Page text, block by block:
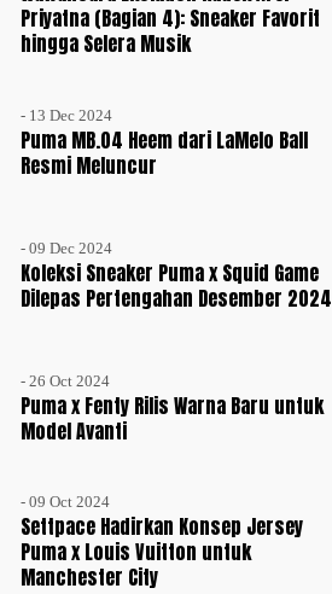
Priyatna (Bagian 4): Sneaker Favorit
hingga Selera Musik
- 13 Dec 2024
Puma MB.04 Heem dari LaMelo Ball
Resmi Meluncur
- 09 Dec 2024
Koleksi Sneaker Puma x Squid Game
Dilepas Pertengahan Desember 2024
- 26 Oct 2024
Puma x Fenty Rilis Warna Baru untuk
Model Avanti
- 09 Oct 2024
Settpace Hadirkan Konsep Jersey
Puma x Louis Vuitton untuk
Manchester City